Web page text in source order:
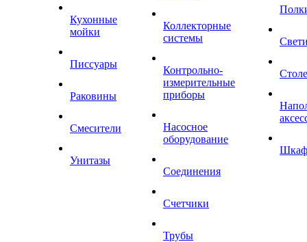
Кухонные
мойки
Писсуары
Раковины
Смесители
Унитазы
Коллекторные
системы
Контрольно-
измерительные
приборы
Насосное
оборудование
Соединения
Счетчики
Трубы